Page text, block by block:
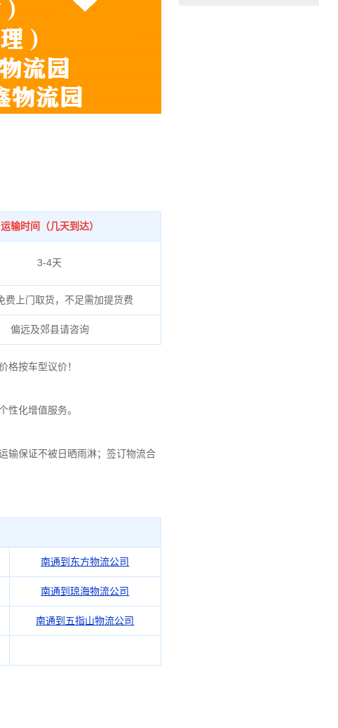
运输时间（几天到达）
3-4天
费上门取货，不足需加提货费
偏远及郊县请咨询
格按车型议价！
性化增值服务。
输保证不被日晒雨淋；签订物流合
南通到东方物流公司
南通到琼海物流公司
南通到五指山物流公司